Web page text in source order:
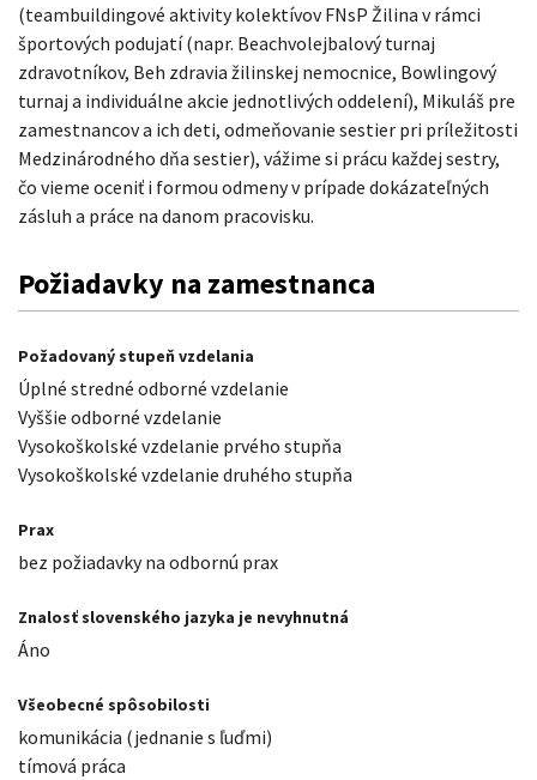
(teambuildingové aktivity kolektívov FNsP Žilina v rámci
športových podujatí (napr. Beachvolejbalový turnaj
zdravotníkov, Beh zdravia žilinskej nemocnice, Bowlingový
turnaj a individuálne akcie jednotlivých oddelení), Mikuláš pre
zamestnancov a ich deti, odmeňovanie sestier pri príležitosti
Medzinárodného dňa sestier), vážime si prácu každej sestry,
čo vieme oceniť i formou odmeny v prípade dokázateľných
zásluh a práce na danom pracovisku.
Požiadavky na zamestnanca
Požadovaný stupeň vzdelania
Úplné stredné odborné vzdelanie
Vyššie odborné vzdelanie
Vysokoškolské vzdelanie prvého stupňa
Vysokoškolské vzdelanie druhého stupňa
Prax
bez požiadavky na odbornú prax
Znalosť slovenského jazyka je nevyhnutná
Áno
Všeobecné spôsobilosti
komunikácia (jednanie s ľuďmi)
tímová práca